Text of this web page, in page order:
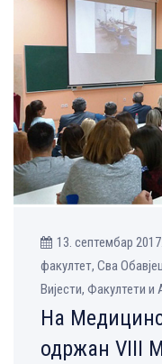
13. септембар 2017.
факултет, Сва
Вијести, Факултети и
На
одржан VIII